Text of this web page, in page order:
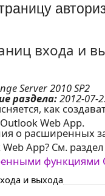
входа и
Server 2010 SP2
раздела:2012-07-
как
Web App.
о расширенных
App? См.
функциями
и выхода